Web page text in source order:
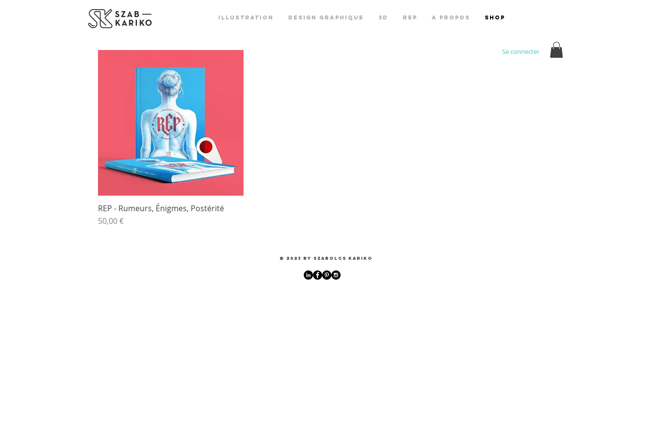
ILLUSTRATION DESIGN GRAPHIQUE 3D REP A PROPOS Shop
REP - Rumeurs, Énigmes, Postérité
Prix
50,00 €
Se connecter
© 2023 by Szabolcs Kariko